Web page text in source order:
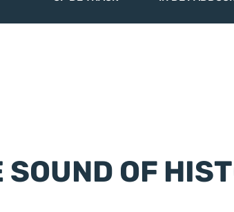
OP DE TRACK IN DE
SOUND OF